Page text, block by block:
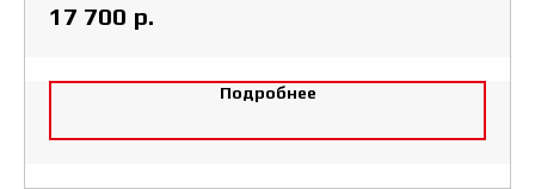
17 700 р.
Подробнее